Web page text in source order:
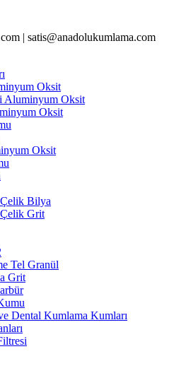
| satis@anadolukumlama.com
Oksit
Aluminyum Oksit
Oksit
Oksit
Bilya
Çelik Grit
Tel Granül
Grit
Dental Kumlama Kumları